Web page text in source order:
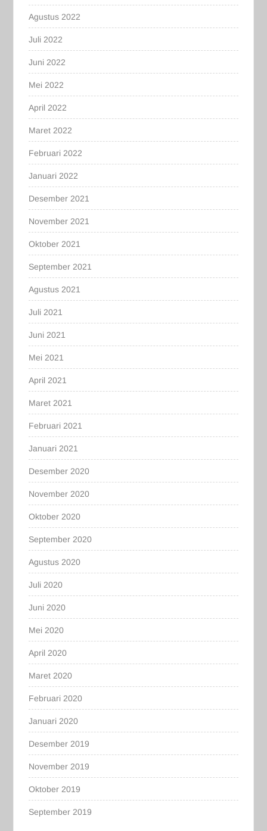
Agustus 2022
Juli 2022
Juni 2022
Mei 2022
April 2022
Maret 2022
Februari 2022
Januari 2022
Desember 2021
November 2021
Oktober 2021
September 2021
Agustus 2021
Juli 2021
Juni 2021
Mei 2021
April 2021
Maret 2021
Februari 2021
Januari 2021
Desember 2020
November 2020
Oktober 2020
September 2020
Agustus 2020
Juli 2020
Juni 2020
Mei 2020
April 2020
Maret 2020
Februari 2020
Januari 2020
Desember 2019
November 2019
Oktober 2019
September 2019